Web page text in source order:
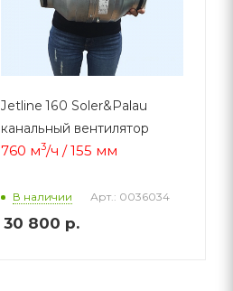
Jetline 160 Soler&Palau
канальный вентилятор
760 м3/ч / 155 мм
В наличии Арт.: 0036034
30 800 р.